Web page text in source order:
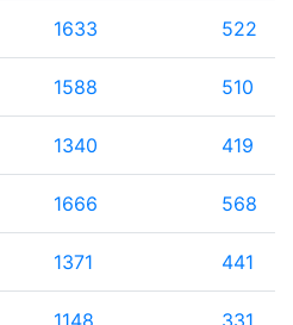
1633 522
1588 510
1340 419
1666 568
1371 441
1148 331